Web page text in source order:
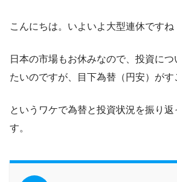
こんにちは。いよいよ大型連休ですね
日本の市場もお休みなので、投資に
たいのですが、目下為替（円安）がす
というワケで為替と投資状況を振り返
す。